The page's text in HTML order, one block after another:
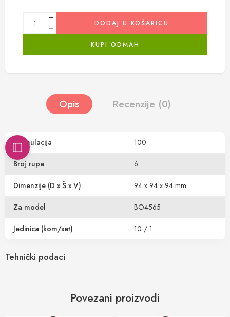
DODAJ U KOŠARICU
KUPI ODMAH
Opis Recenzije (0)
Tehnički podaci
Granulacija 100
Broj rupa 6
Dimenzije (D x Š x V) 94 x 94 x 94 mm
Za model BO4565
Jedinica (kom/set) 10 / 1
Povezani proizvodi